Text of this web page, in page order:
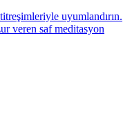
uyumlandırın.
veren saf meditasyon